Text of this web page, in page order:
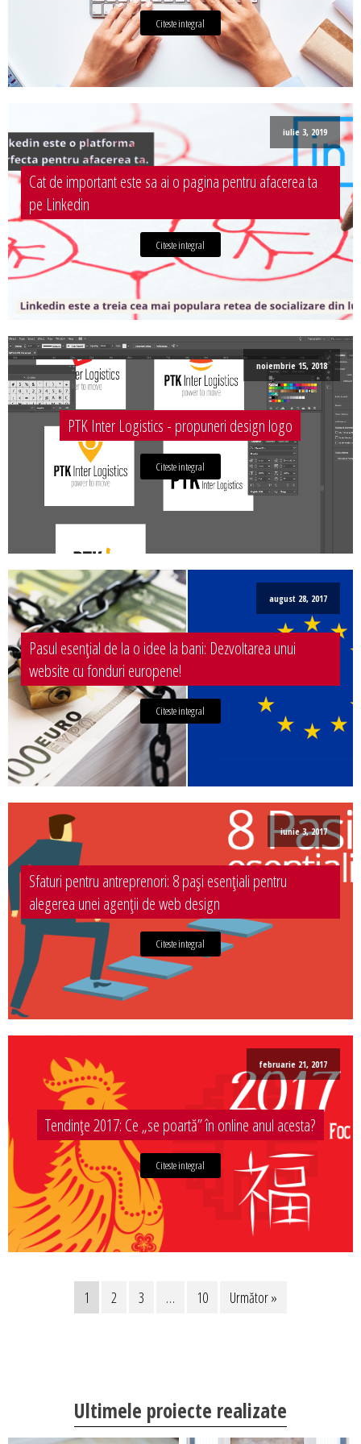
Citeste integral
iulie 3, 2019
Cat de important este sa ai o pagina pentru afacerea ta
pe Linkedin
Citeste integral
noiembrie 15, 2018
PTK Inter Logistics - propuneri design logo
Citeste integral
august 28, 2017
Pasul esențial de la o idee la bani: Dezvoltarea unui
website cu fonduri europene!
Citeste integral
iunie 3, 2017
Sfaturi pentru antreprenori: 8 pași esențiali pentru
alegerea unei agenții de web design
Citeste integral
februarie 21, 2017
Tendințe 2017: Ce „se poartă” în online anul acesta?
Citeste integral
1 2 3 … 10 Următor »
Ultimele proiecte realizate